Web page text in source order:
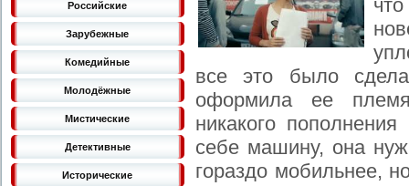
Российские
Зарубежные
Комедийные
Молодёжные
Мистические
Детективные
Исторические
все это было
оформила ее
никакого
себе машину, она
гораздо мобильнее,